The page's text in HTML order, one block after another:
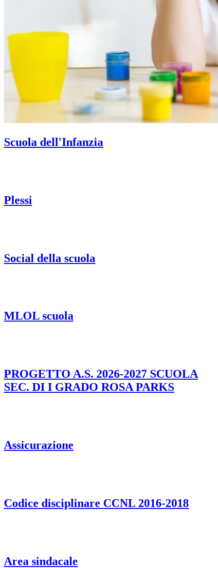
Scuola dell'Infanzia
Plessi
Social della scuola
MLOL scuola
PROGETTO A.S. 2026-2027 SCUOLA
SEC. DI I GRADO ROSA PARKS
Assicurazione
Codice disciplinare CCNL 2016-2018
Area sindacale